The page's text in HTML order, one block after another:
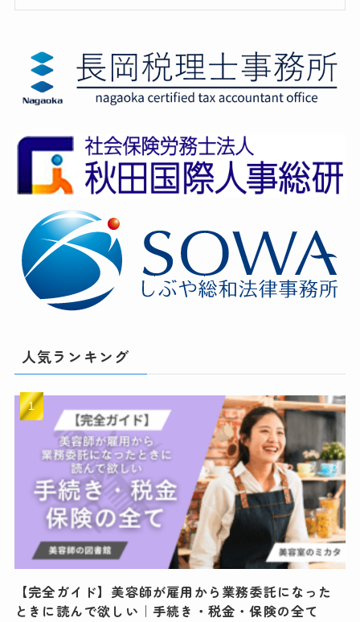
人気ランキング
【完全ガイド】美容師が雇用から業務委託になった
ときに読んで欲しい｜手続き・税金・保険の全て